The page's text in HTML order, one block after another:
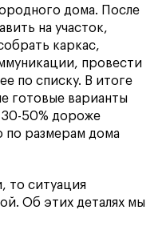
дома. После
на участок,
каркас,
провести
по списку. В итоге
готовые варианты
30-50% дороже
по размерам дома
то ситуация
Об этих деталях мы